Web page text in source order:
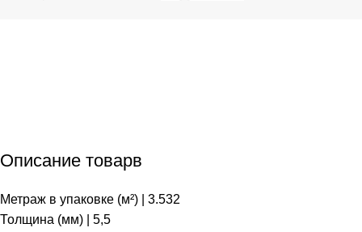
Описание товарв
Метраж в упаковке (м²) | 3.532
Толщина (мм) | 5,5